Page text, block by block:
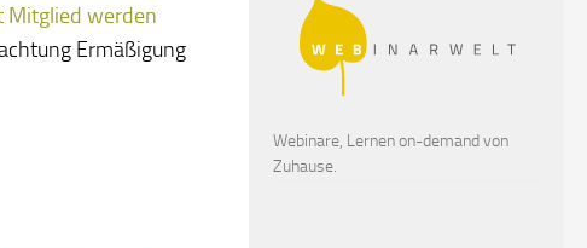
Mitglied werden
Ermäßigung
Webinare, Lernen on-demand von
Zuhause.